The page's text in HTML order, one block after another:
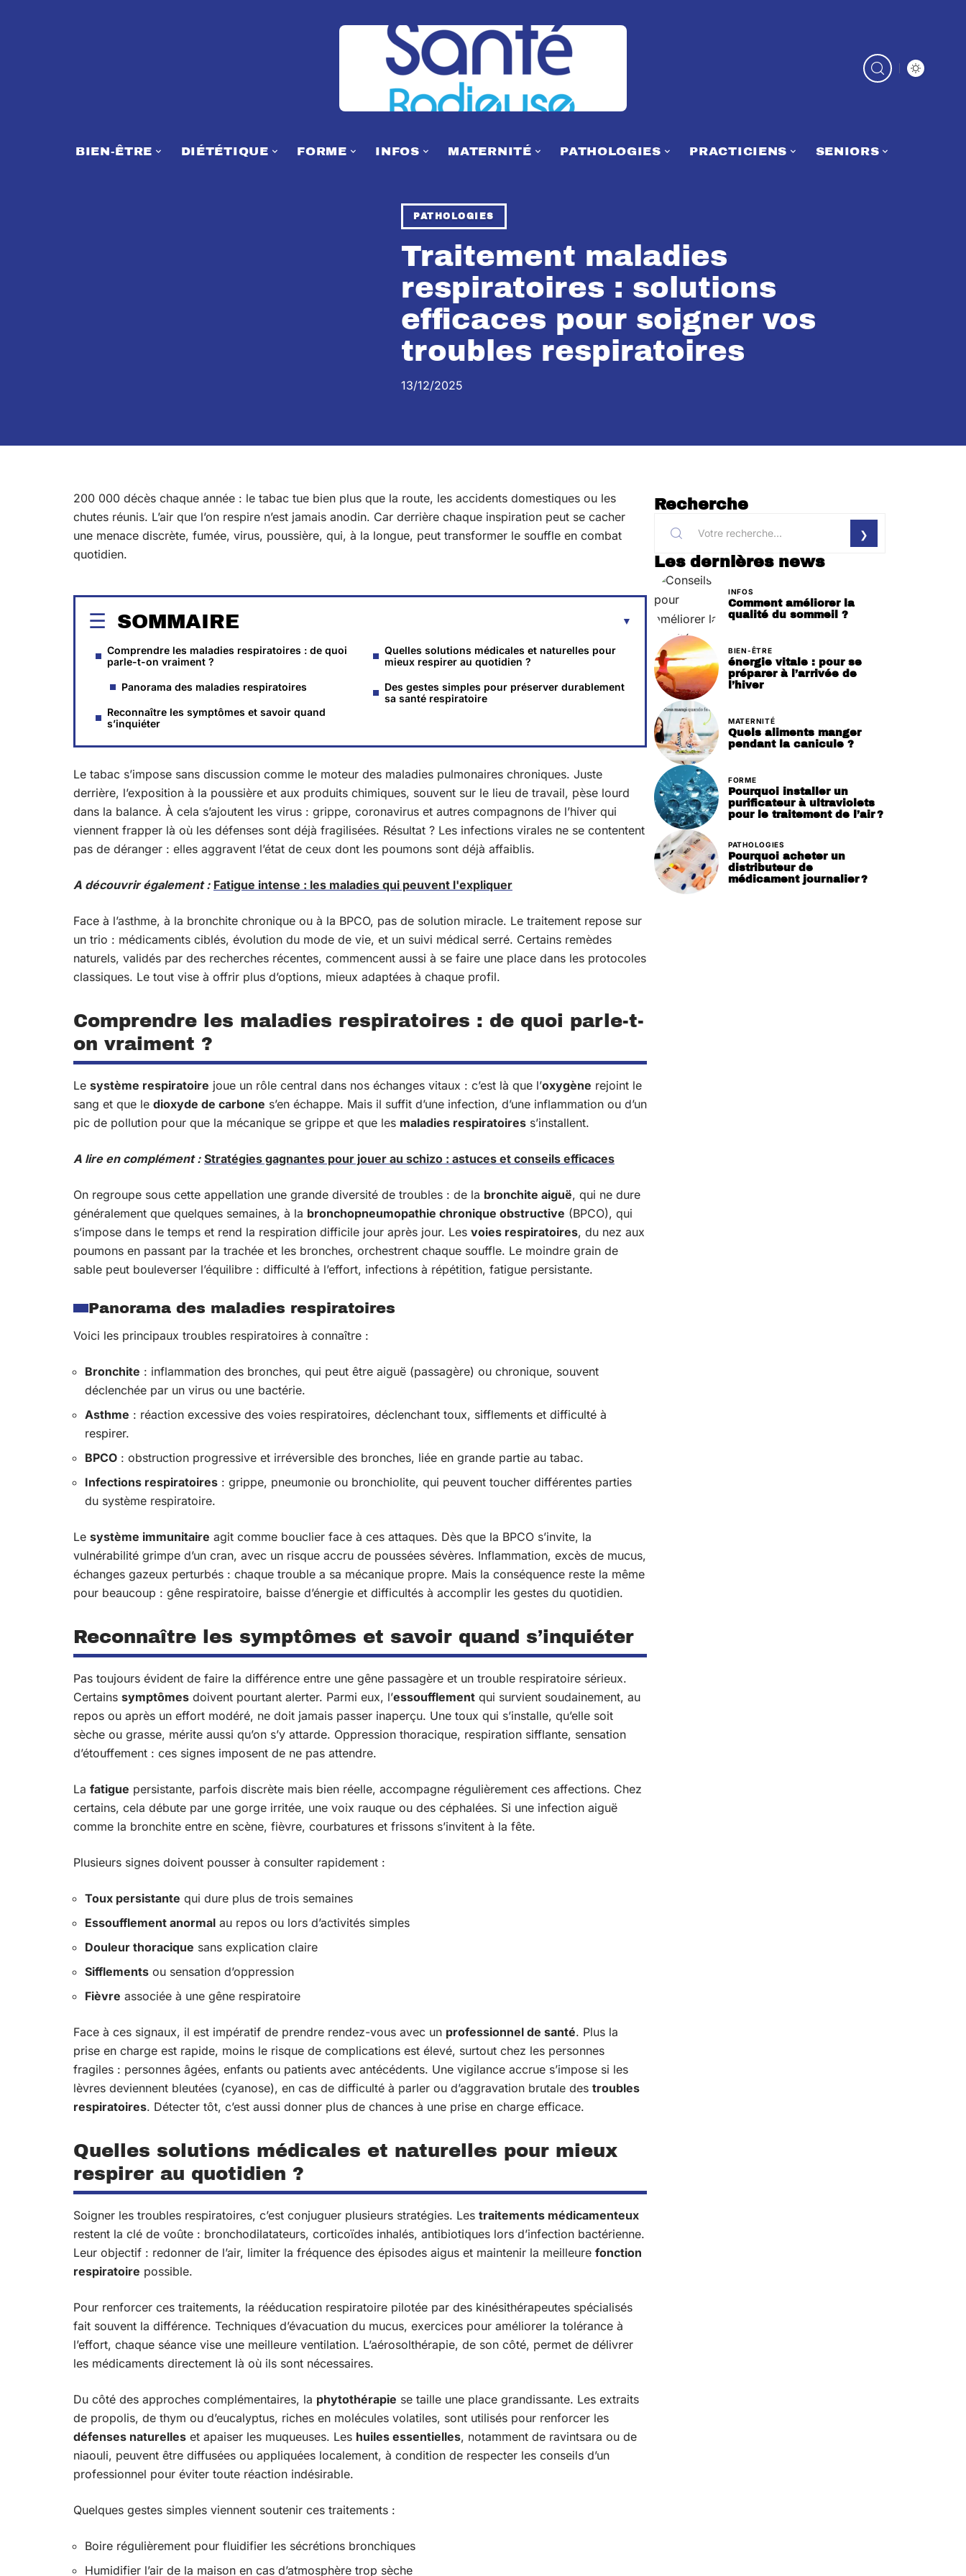
BIEN-ÊTRE DIÉTÉTIQUE FORME INFOS MATERNITÉ PATHOLOGIES PRACTICIENS SENIORS
PATHOLOGIES
Traitement maladies
respiratoires : solutions
efficaces pour soigner vos
troubles respiratoires
13/12/2025
200 000 décès chaque année : le tabac tue bien plus que la route, les accidents domestiques ou les
chutes réunis. L’air que l’on respire n’est jamais anodin. Car derrière chaque inspiration peut se cacher
une menace discrète, fumée, virus, poussière, qui, à la longue, peut transformer le souffle en combat
quotidien.
SOMMAIRE
Comprendre les maladies respiratoires : de quoi
parle-t-on vraiment ?
Panorama des maladies respiratoires
Reconnaître les symptômes et savoir quand
s’inquiéter
Quelles solutions médicales et naturelles pour
mieux respirer au quotidien ?
Des gestes simples pour préserver durablement
sa santé respiratoire
Le tabac s’impose sans discussion comme le moteur des maladies pulmonaires chroniques. Juste
derrière, l’exposition à la poussière et aux produits chimiques, souvent sur le lieu de travail, pèse lourd
dans la balance. À cela s’ajoutent les virus : grippe, coronavirus et autres compagnons de l’hiver qui
viennent frapper là où les défenses sont déjà fragilisées. Résultat ? Les infections virales ne se contentent
pas de déranger : elles aggravent l’état de ceux dont les poumons sont déjà affaiblis.
A découvrir également : Fatigue intense : les maladies qui peuvent l'expliquer
Face à l’asthme, à la bronchite chronique ou à la BPCO, pas de solution miracle. Le traitement repose sur
un trio : médicaments ciblés, évolution du mode de vie, et un suivi médical serré. Certains remèdes
naturels, validés par des recherches récentes, commencent aussi à se faire une place dans les protocoles
classiques. Le tout vise à offrir plus d’options, mieux adaptées à chaque profil.
Comprendre les maladies respiratoires : de quoi parle-t-
on vraiment ?
Le système respiratoire joue un rôle central dans nos échanges vitaux : c’est là que l’oxygène rejoint le
sang et que le dioxyde de carbone s’en échappe. Mais il suffit d’une infection, d’une inflammation ou d’un
pic de pollution pour que la mécanique se grippe et que les maladies respiratoires s’installent.
A lire en complément : Stratégies gagnantes pour jouer au schizo : astuces et conseils efficaces
On regroupe sous cette appellation une grande diversité de troubles : de la bronchite aiguë, qui ne dure
généralement que quelques semaines, à la bronchopneumopathie chronique obstructive (BPCO), qui
s’impose dans le temps et rend la respiration difficile jour après jour. Les voies respiratoires, du nez aux
poumons en passant par la trachée et les bronches, orchestrent chaque souffle. Le moindre grain de
sable peut bouleverser l’équilibre : difficulté à l’effort, infections à répétition, fatigue persistante.
Panorama des maladies respiratoires
Voici les principaux troubles respiratoires à connaître :
Bronchite : inflammation des bronches, qui peut être aiguë (passagère) ou chronique, souvent
déclenchée par un virus ou une bactérie.
Asthme : réaction excessive des voies respiratoires, déclenchant toux, sifflements et difficulté à
respirer.
BPCO : obstruction progressive et irréversible des bronches, liée en grande partie au tabac.
Infections respiratoires : grippe, pneumonie ou bronchiolite, qui peuvent toucher différentes parties
du système respiratoire.
Le système immunitaire agit comme bouclier face à ces attaques. Dès que la BPCO s’invite, la
vulnérabilité grimpe d’un cran, avec un risque accru de poussées sévères. Inflammation, excès de mucus,
échanges gazeux perturbés : chaque trouble a sa mécanique propre. Mais la conséquence reste la même
pour beaucoup : gêne respiratoire, baisse d’énergie et difficultés à accomplir les gestes du quotidien.
Reconnaître les symptômes et savoir quand s’inquiéter
Pas toujours évident de faire la différence entre une gêne passagère et un trouble respiratoire sérieux.
Certains symptômes doivent pourtant alerter. Parmi eux, l’essoufflement qui survient soudainement, au
repos ou après un effort modéré, ne doit jamais passer inaperçu. Une toux qui s’installe, qu’elle soit
sèche ou grasse, mérite aussi qu’on s’y attarde. Oppression thoracique, respiration sifflante, sensation
d’étouffement : ces signes imposent de ne pas attendre.
La fatigue persistante, parfois discrète mais bien réelle, accompagne régulièrement ces affections. Chez
certains, cela débute par une gorge irritée, une voix rauque ou des céphalées. Si une infection aiguë
comme la bronchite entre en scène, fièvre, courbatures et frissons s’invitent à la fête.
Plusieurs signes doivent pousser à consulter rapidement :
Toux persistante qui dure plus de trois semaines
Essoufflement anormal au repos ou lors d’activités simples
Douleur thoracique sans explication claire
Sifflements ou sensation d’oppression
Fièvre associée à une gêne respiratoire
Face à ces signaux, il est impératif de prendre rendez-vous avec un professionnel de santé. Plus la
prise en charge est rapide, moins le risque de complications est élevé, surtout chez les personnes
fragiles : personnes âgées, enfants ou patients avec antécédents. Une vigilance accrue s’impose si les
lèvres deviennent bleutées (cyanose), en cas de difficulté à parler ou d’aggravation brutale des troubles
respiratoires. Détecter tôt, c’est aussi donner plus de chances à une prise en charge efficace.
Quelles solutions médicales et naturelles pour mieux
respirer au quotidien ?
Soigner les troubles respiratoires, c’est conjuguer plusieurs stratégies. Les traitements médicamenteux
restent la clé de voûte : bronchodilatateurs, corticoïdes inhalés, antibiotiques lors d’infection bactérienne.
Leur objectif : redonner de l’air, limiter la fréquence des épisodes aigus et maintenir la meilleure fonction
respiratoire possible.
Pour renforcer ces traitements, la rééducation respiratoire pilotée par des kinésithérapeutes spécialisés
fait souvent la différence. Techniques d’évacuation du mucus, exercices pour améliorer la tolérance à
l’effort, chaque séance vise une meilleure ventilation. L’aérosolthérapie, de son côté, permet de délivrer
les médicaments directement là où ils sont nécessaires.
Du côté des approches complémentaires, la phytothérapie se taille une place grandissante. Les extraits
de propolis, de thym ou d’eucalyptus, riches en molécules volatiles, sont utilisés pour renforcer les
défenses naturelles et apaiser les muqueuses. Les huiles essentielles, notamment de ravintsara ou de
niaouli, peuvent être diffusées ou appliquées localement, à condition de respecter les conseils d’un
professionnel pour éviter toute réaction indésirable.
Quelques gestes simples viennent soutenir ces traitements :
Boire régulièrement pour fluidifier les sécrétions bronchiques
Humidifier l’air de la maison en cas d’atmosphère trop sèche
Recherche
Les dernières news
INFOS
Comment améliorer la
qualité du sommeil ?
BIEN-ÊTRE
énergie vitale : pour se
préparer à l’arrivée de
l’hiver
MATERNITÉ
Quels aliments manger
pendant la canicule ?
FORME
Pourquoi installer un
purificateur à ultraviolets
pour le traitement de l’air ?
PATHOLOGIES
Pourquoi acheter un
distributeur de
médicament journalier ?